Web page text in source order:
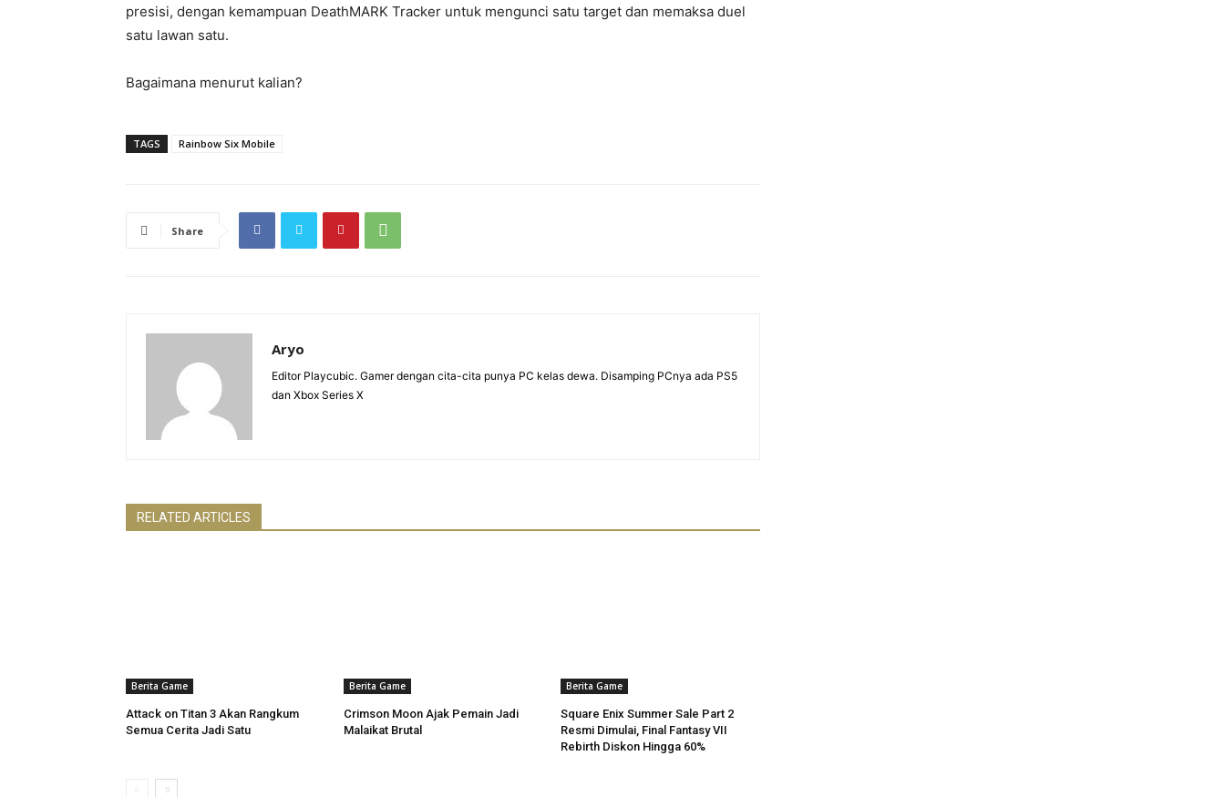
presisi, dengan kemampuan DeathMARK Tracker untuk mengunci satu target dan memaksa duel
satu lawan satu.
Bagaimana menurut kalian?
TAGS Rainbow Six Mobile
Share
Aryo
Editor Playcubic. Gamer dengan cita-cita punya PC kelas dewa. Disamping PCnya ada PS5
dan Xbox Series X
RELATED ARTICLES
Berita Game
Attack on Titan 3 Akan Rangkum
Semua Cerita Jadi Satu
Berita Game
Crimson Moon Ajak Pemain Jadi
Malaikat Brutal
Berita Game
Square Enix Summer Sale Part 2
Resmi Dimulai, Final Fantasy VII
Rebirth Diskon Hingga 60%